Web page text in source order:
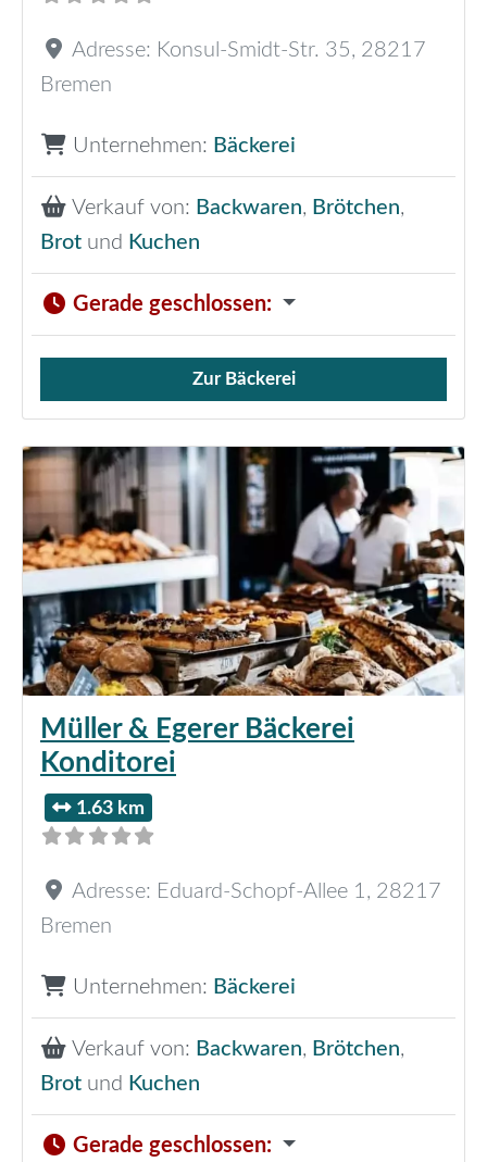
Adresse: Konsul-Smidt-Str. 35, 28217
Bremen
Unternehmen: Bäckerei
Verkauf von: Backwaren, Brötchen,
Brot und Kuchen
Gerade geschlossen:
Verkauf von Brötchen,
Zur Bäckerei
Müller & Egerer Bäckerei
Konditorei
1.63 km
Adresse: Eduard-Schopf-Allee 1, 28217
Bremen
Unternehmen: Bäckerei
Verkauf von: Backwaren, Brötchen,
Brot und Kuchen
Gerade geschlossen: